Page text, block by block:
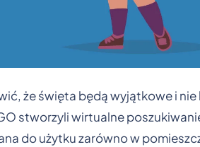
że święta będą wyjątkowe i
stworzyli wirtualne
do użytku zarówno w